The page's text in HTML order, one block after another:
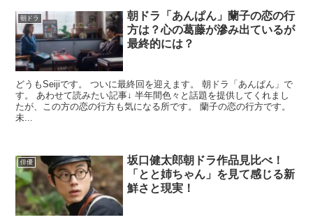
朝ドラ
朝ドラ「あんぱん」蘭子の恋の行
方は？心の葛藤が滲み出ているが
最終的には？
どうもSeijiです。 ついに最終回を迎えます。 朝ドラ「あんぱん」で
す。 あわせて読みたい記事↓ 半年間色々と話題を提供してくれまし
たが、この方の恋の行方も気になる所です。 蘭子の恋の行方です。
未...
俳優
坂口健太郎朝ドラ作品見比べ！
「とと姉ちゃん」を見て感じる新
鮮さと現実！